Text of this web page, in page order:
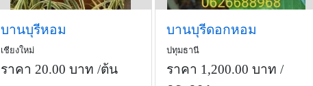
บานบุรีหอม
เชียงใหม่
ราคา 20.00 บาท /ต้น
บานบุรีดอกหอม
ปทุมธานี
ราคา 1,200.00 บาท /